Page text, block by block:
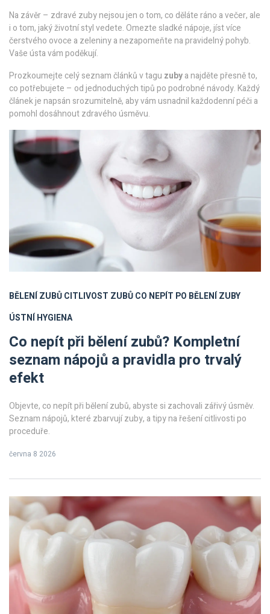
Na závěr – zdravé zuby nejsou jen o tom, co děláte ráno a večer, ale
i o tom, jaký životní styl vedete. Omezte sladké nápoje, jíst více
čerstvého ovoce a zeleniny a nezapomeňte na pravidelný pohyb.
Vaše ústa vám poděkují.
Prozkoumejte celý seznam článků v tagu zubya najděte přesně to,
co potřebujete – od jednoduchých tipů po podrobné návody. Každý
článek je napsán srozumitelně, aby vám usnadnil každodenní péči a
pomohl dosáhnout zdravého úsměvu.
BĚLENÍ ZUBŮCITLIVOST ZUBŮCO NEPÍT PO BĚLENÍZUBY
ÚSTNÍ HYGIENA
Co nepít při bělení zubů? Kompletní
seznam nápojů a pravidla pro trvalý
efekt
Objevte, co nepít při bělení zubů, abyste si zachovali zářivý úsměv.
Seznam nápojů, které zbarvují zuby, a tipy na řešení citlivosti po
proceduře.
června 8 2026